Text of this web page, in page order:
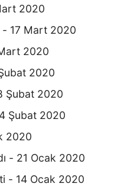
2020
- 17 Mart 2020
2020
2020
Şubat 2020
Şubat 2020
2020
- 21 Ocak 2020
- 14 Ocak 2020